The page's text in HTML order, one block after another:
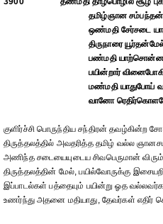
தமிழ்ஞான சம்பந்தன்
ஒண்மதி சேர்சடை
திருநாரை
பண்மதி யாற்சொன்ன
பயின்றார்
மண்மதி யாதுபோய்
வானோ
குளிர்ச்சி பொருந்திய சந்திரன் தவழ்கின்ற
திருத்தலத்தில் அவதரித்த தமிழ் வல்ல
அணிந்த சடையையுடைய சிவபெருமான்
திருத்தலத்தின் மேல், பயில்வோருக்கு
இப்பாடல்கள் பத்தையும் பயின்று ஓத
உணர்ந்து அதனை மதியாது, தேவர்கள்